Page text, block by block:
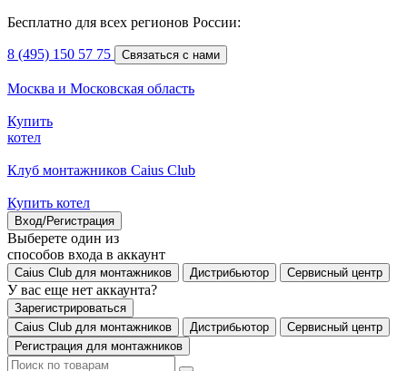
Бесплатно для всех регионов России:
8 (495) 150 57 75 Связаться с нами
Москва и Московская область
Купить
котел
Клуб монтажников Caius Club
Купить котел
Вход/Регистрация
Выберете один из
способов входа в аккаунт
Caius Club для монтажников Дистрибьютор Сервисный центр
У вас еще нет аккаунта?
Зарегистрироваться
Caius Club для монтажников
Дистрибьютор
Сервисный центр
Регистрация для монтажников